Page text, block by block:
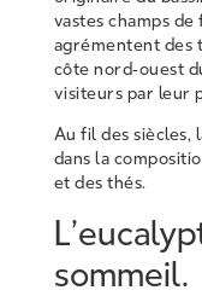
vastes champs
agrémentent des
côte nord-ouest
visiteurs par leur
Au fil des siècles,
dans la
et des thés.
sommeil.